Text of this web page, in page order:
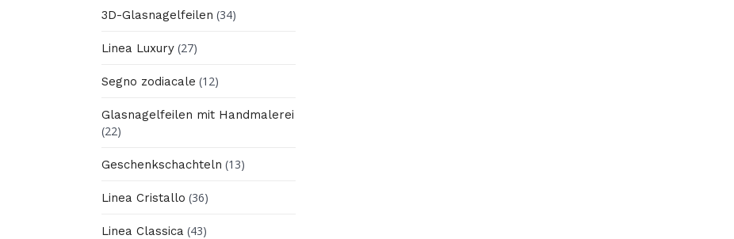
3D-Glasnagelfeilen (34)
Linea Luxury (27)
Segno zodiacale (12)
Glasnagelfeilen mit Handmalerei
(22)
Geschenkschachteln (13)
Linea Cristallo (36)
Linea Classica (43)